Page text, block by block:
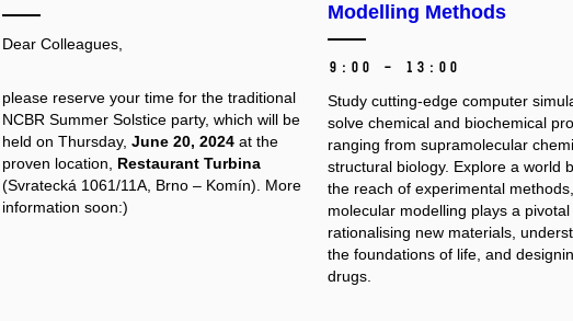
Dear Colleagues,
please reserve your time for the traditional
NCBR Summer Solstice party, which will be
held on Thursday, June 20, 2024at the
proven location, Restaurant Turbina
(Svratecká 1061/11A, Brno – Komín). More
information soon:)
Modelling Methods
9:00 – 13:00
Study cutting-edge computer
solve chemical and biochemical
ranging from supramolecular
structural biology. Explore a world
the reach of experimental
molecular modelling plays a pivotal
rationalising new materials,
the foundations of life, and
drugs.